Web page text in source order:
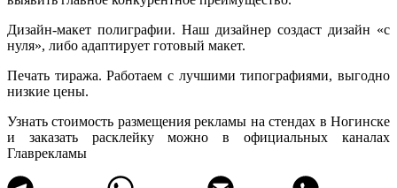
Дизайн-макет полиграфии. Наш дизайнер создаст дизайн «с
нуля», либо адаптирует готовый макет.
Печать тиража. Работаем с лучшими типографиями, выгодно
низкие цены.
Узнать стоимость размещения рекламы на стендах в Ногинске
и заказать расклейку можно в официальных каналах
Главрекламы